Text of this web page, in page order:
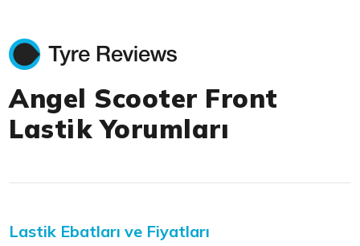
Angel Scooter Front
Lastik Yorumları
Lastik Ebatları ve Fiyatları